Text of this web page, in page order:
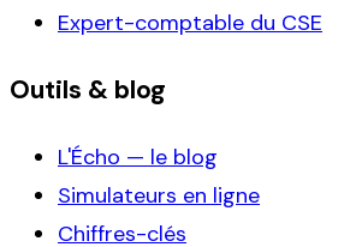
Expert-comptable du CSE
Outils & blog
L'Écho — le blog
Simulateurs en ligne
Chiffres-clés